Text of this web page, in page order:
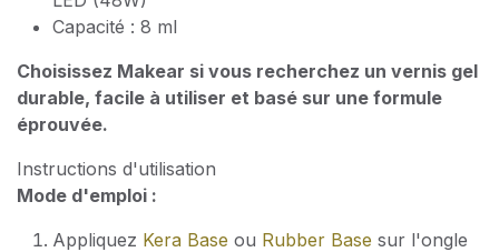
Capacité : 8 ml
Choisissez Makear si vous recherchez un vernis gel
durable, facile à utiliser et basé sur une formule
éprouvée.
Instructions d'utilisation
Mode d'emploi :
Appliquez Kera Base ou Rubber Base sur l'ongle